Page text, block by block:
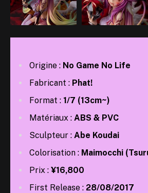
Origine : No Game No Life
Fabricant : Phat!
Format : 1/7 (13cm~)
Matériaux : ABS & PVC
Sculpteur : Abe Koudai
Colorisation : Maimocchi
Prix : ¥16,800
First Release : 28/08/2017